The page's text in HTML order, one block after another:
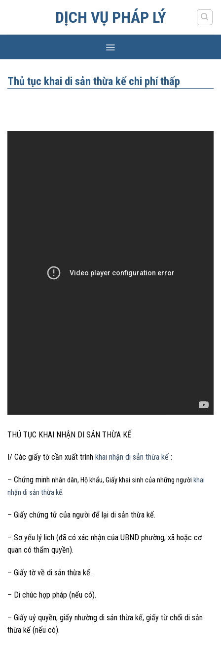
DỊCH VỤ PHÁP LÝ
Thủ tục khai di sản thừa kế chi phí thấp
THỦ TỤC KHAI NHẬN DI SẢN THỪA KẾ
I/ Các giấy tờ cần xuất trình khai nhận di sản thừa kế :
– Chứng minh nhân dân, Hộ khẩu, Giấy khai sinh của những người khai
nhận di sản thừa kế.
– Giấy chứng tử của người để lại di sản thừa kế.
– Sơ yếu lý lich (đã có xác nhận của UBND phường, xã hoặc cơ
quan có thẩm quyền).
– Giấy tờ về di sản thừa kế.
– Di chúc hợp pháp (nếu có).
– Giấy uỷ quyền, giấy nhường di sản thừa kế, giấy từ chối di sản
thừa kế (nếu có).